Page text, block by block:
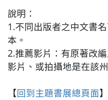
說明：
1.不同出版者之中文書
本。
2.推薦影片：有原著改
影片、或拍攝地是在該州
【回到主題書展總頁面】